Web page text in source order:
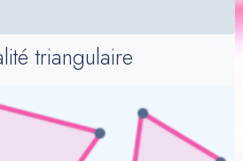
triangulaire